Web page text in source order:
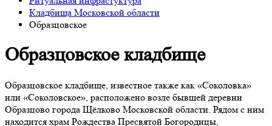
Кладбища Московской области
Образцовское
Образцовское кладбище
Образцовское кладбище, известное также как «Соколовка»
или «Соколовское», расположено возле бывшей деревни
Образцово города Щёлково Московской области. Рядом с ним
находится храм Рождества Пресвятой Богородицы,